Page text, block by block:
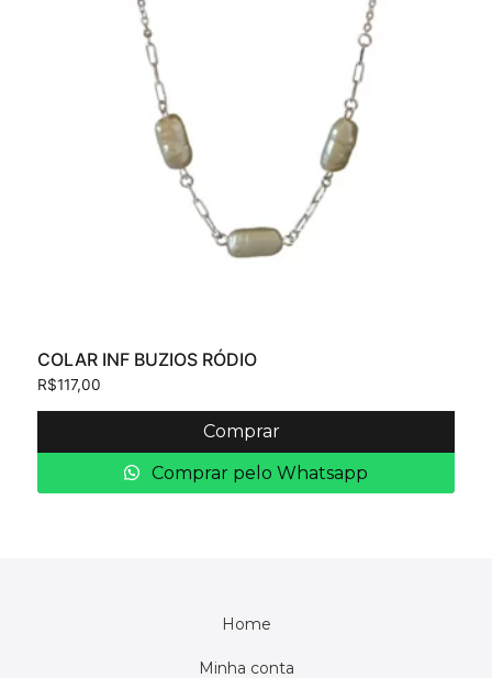
COLAR INF BUZIOS RÓDIO
R$117,00
Comprar
Comprar pelo Whatsapp
Home
Minha conta